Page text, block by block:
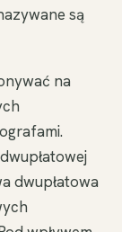
są
na
dwupłatowa